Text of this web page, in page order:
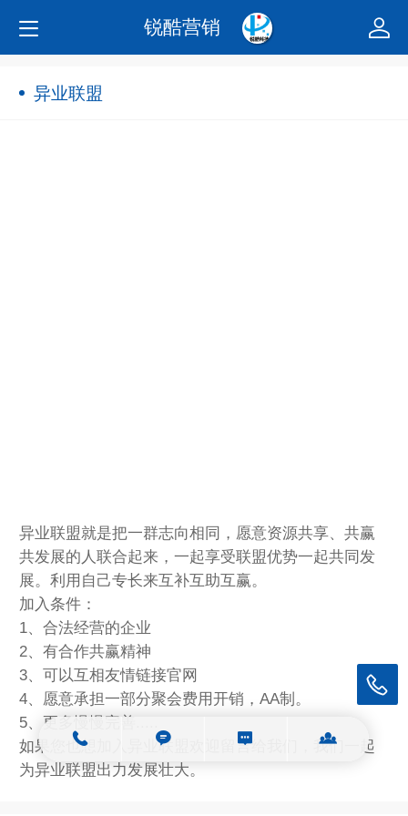
锐酷营销
异业联盟
异业联盟就是把一群志向相同，愿意资源共享、共赢
共发展的人联合起来，一起享受联盟优势一起共同发
展。利用自己专长来互补互助互赢。
加入条件：
1、合法经营的企业
2、有合作共赢精神
3、可以互相友情链接官网
4、愿意承担一部分聚会费用开销，AA制。
5、更多慢慢完善.....
如果您也想加入异业联盟欢迎留言给我们，我们一起
为异业联盟出力发展壮大。